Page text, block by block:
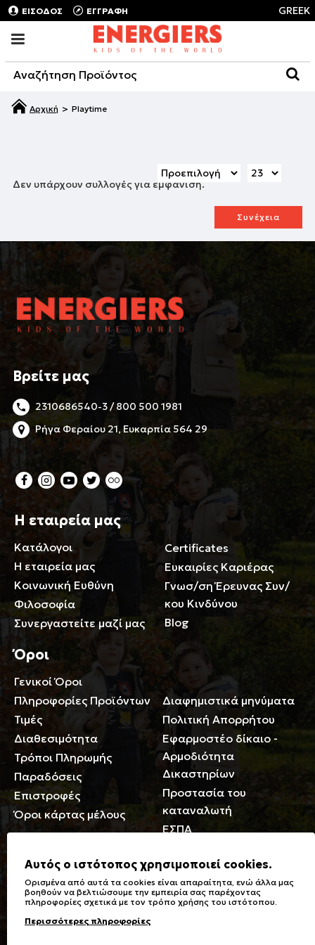
ΕΙΣΟΔΟΣ ΕΓΓΡΑΦΗ GREEK
Playtime
Δεν υπάρχουν συλλογές για εμφάνιση.
Συνέχεια
Βρείτε μας
2310686540-3 / 800 500 1981
Ρήγα Φεραίου 21, Ευκαρπία 564 29
Η εταιρεία μας
Κατάλογοι
Η εταιρεία μας
Κοινωνική Ευθύνη
Φιλοσοφία
Συνεργαστείτε μαζί μας
Certificates
Ευκαιρίες Καριέρας
Γνωσ/ση Έρευνας Συν/
κου Κινδύνου
Blog
Όροι
Γενικοί Όροι
Πληροφορίες Προϊόντων
Τιμές
Διαθεσιμότητα
Τρόποι Πληρωμής
Παραδόσεις
Επιστροφές
Όροι κάρτας μέλους
Περιορισμοί ευθύνης
Διαφημιστικά μηνύματα
Πολιτική Απορρήτου
Εφαρμοστέο δίκαιο -
Αρμοδιότητα
Δικαστηρίων
Προστασία του
καταναλωτή
ΕΣΠΑ
Γενικά
Καταστήματα
Ειδικές Εκπτώσεις ΑμΕΑ
Δωροκάρτες
Σύμβολα πλύσης,
σιδερώματος
Αυτός ο ιστότοπος χρησιμοποιεί cookies.
Ορισμένα από αυτά τα cookies είναι απαραίτητα, ενώ άλλα μας
βοηθούν να βελτιώσουμε την εμπειρία σας παρέχοντας
πληροφορίες σχετικά με τον τρόπο χρήσης του ιστότοπου.
Περισσότερες πληροφορίες